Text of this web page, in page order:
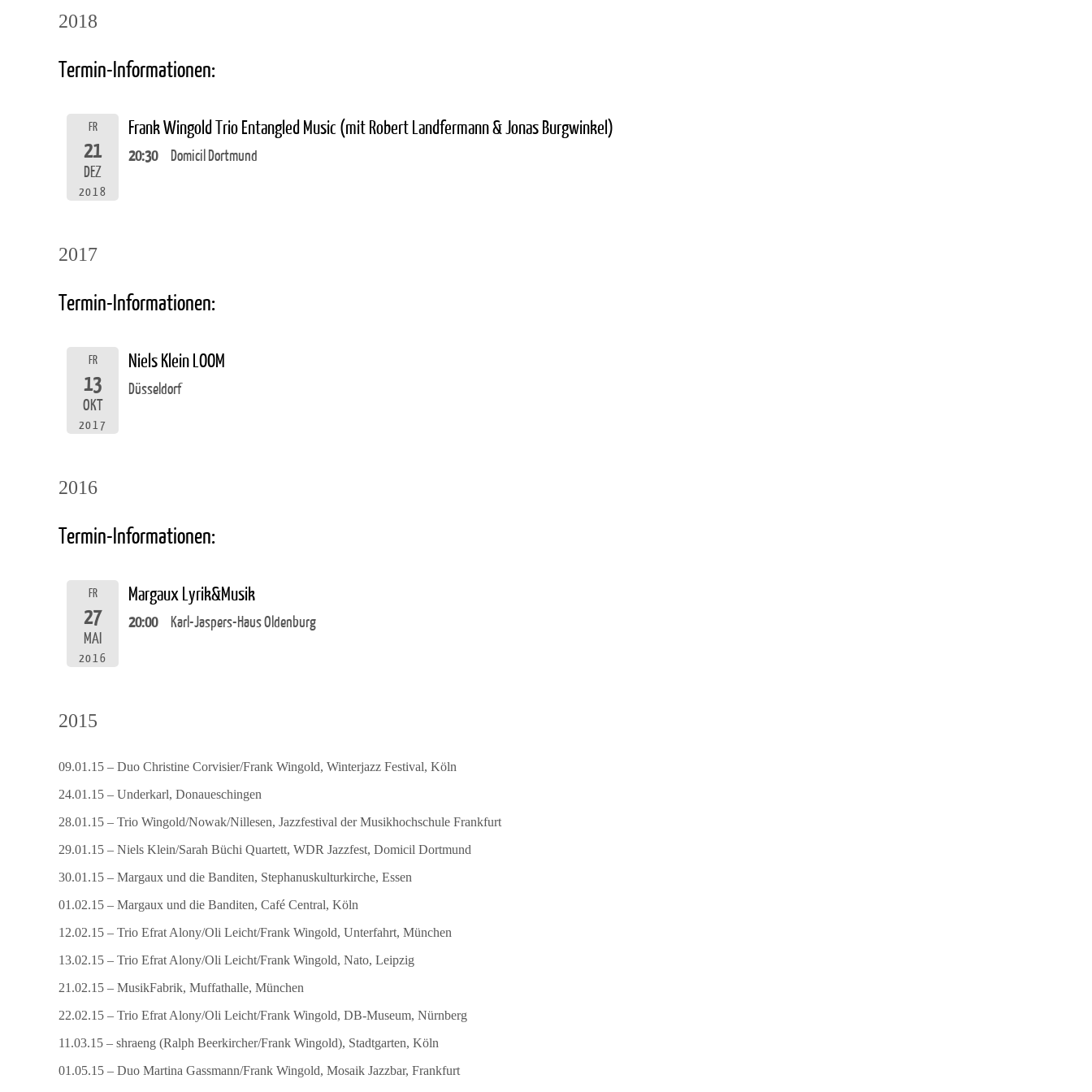
2018
Termin-Informationen:
FR
21
DEZ
2018
Frank Wingold Trio Entangled Music (mit Robert Landfermann & Jonas Burgwinkel)
20:30 Domicil Dortmund
2017
Termin-Informationen:
FR
13
OKT
2017
Niels Klein LOOM
Düsseldorf
2016
Termin-Informationen:
FR
27
MAI
2016
Margaux Lyrik&Musik
20:00 Karl-Jaspers-Haus Oldenburg
2015
09.01.15 – Duo Christine Corvisier/Frank Wingold, Winterjazz Festival, Köln
24.01.15 – Underkarl, Donaueschingen
28.01.15 – Trio Wingold/Nowak/Nillesen, Jazzfestival der Musikhochschule Frankfurt
29.01.15 – Niels Klein/Sarah Büchi Quartett, WDR Jazzfest, Domicil Dortmund
30.01.15 – Margaux und die Banditen, Stephanuskulturkirche, Essen
01.02.15 – Margaux und die Banditen, Café Central, Köln
12.02.15 – Trio Efrat Alony/Oli Leicht/Frank Wingold, Unterfahrt, München
13.02.15 – Trio Efrat Alony/Oli Leicht/Frank Wingold, Nato, Leipzig
21.02.15 – MusikFabrik, Muffathalle, München
22.02.15 – Trio Efrat Alony/Oli Leicht/Frank Wingold, DB-Museum, Nürnberg
11.03.15 – shraeng (Ralph Beerkircher/Frank Wingold), Stadtgarten, Köln
01.05.15 – Duo Martina Gassmann/Frank Wingold, Mosaik Jazzbar, Frankfurt